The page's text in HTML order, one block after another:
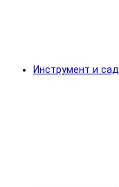
Инструмент и